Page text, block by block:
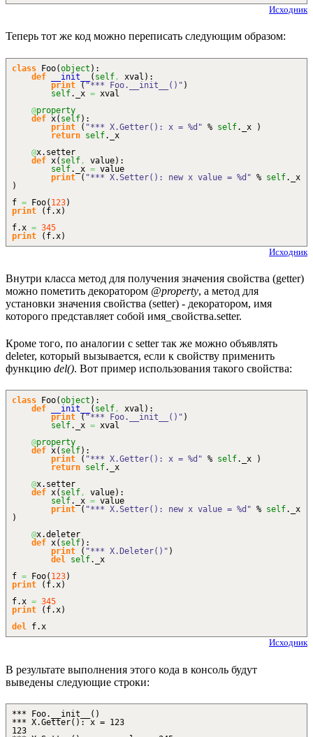
Исходник
Теперь тот же код можно переписать следующим образом:
class Foo(object ) :
def
__init__ ( self , xval ) :
print ("*** Foo.__init__()" )
self._x = xval
@property
def x( self) :
print
( "*** X.Getter(): x = %d" % self._x
)
return self._x
@x. setter
def x( self , value) :
self._x = value
print ( "*** X.Setter(): new x value = %d" % self._x
)
f = Foo( 123)
print
( f. x)
f. x = 345
print
( f. x)
Исходник
Внутри класса метод для получения значения свойства (getter)
можно пометить декоратором @property, а метод для
установки значения свойства (setter) - декоратором, имя
которого представляет собой имя_свойства.setter.
Кроме того, по аналогии с setter так же можно объявлять
deleter, который вызывается, если к свойству применить
функцию del(). Вот пример использования такого свойства:
class Foo(object ) :
def
__init__ ( self, xval ) :
print
( "*** Foo.__init__()" )
self._x = xval
@property
def x( self) :
print
( "*** X.Getter(): x = %d" % self._x
)
return self._x
@x. setter
def x( self, value) :
self._x = value
print
( "*** X.Setter(): new x value = %d" % self._x
)
@x.deleter
def x( self) :
print
( "*** X.Deleter()" )
del self._x
f = Foo( 123)
print
( f.x)
f.x = 345
print
( f.x)
del f.x
Исходник
В результате выполнения этого кода в консоль будут
выведены следующие строки:
*** Foo.__init__()
*** X.Getter(): x = 123
123